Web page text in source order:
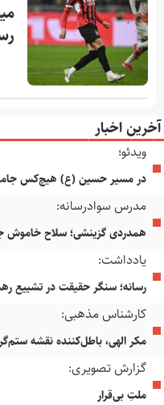
آخرین اخبار
ویدئو؛
در مسیر حسین (ع) هیچ‌کس
مدرس سوادرسانه:
همدردی گزینشی؛ سلاح خاموش
یادداشت:
رسانه؛ سنگر حقیقت در تشییع
کارشناس مذهبی:
مکر الهی، باطل‌کننده نقشه
گزارش تصویری:
ملتِ بی‌قرار